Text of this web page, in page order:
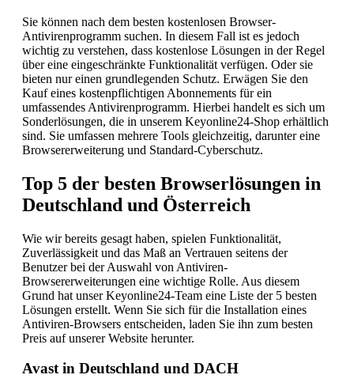
Sie können nach dem besten kostenlosen Browser-
Antivirenprogramm suchen. In diesem Fall ist es jedoch
wichtig zu verstehen, dass kostenlose Lösungen in der Regel
über eine eingeschränkte Funktionalität verfügen. Oder sie
bieten nur einen grundlegenden Schutz. Erwägen Sie den
Kauf eines kostenpflichtigen Abonnements für ein
umfassendes Antivirenprogramm. Hierbei handelt es sich um
Sonderlösungen, die in unserem Keyonline24-Shop erhältlich
sind. Sie umfassen mehrere Tools gleichzeitig, darunter eine
Browsererweiterung und Standard-Cyberschutz.
Top 5 der besten Browserlösungen in
Deutschland und Österreich
Wie wir bereits gesagt haben, spielen Funktionalität,
Zuverlässigkeit und das Maß an Vertrauen seitens der
Benutzer bei der Auswahl von Antiviren-
Browsererweiterungen eine wichtige Rolle. Aus diesem
Grund hat unser Keyonline24-Team eine Liste der 5 besten
Lösungen erstellt. Wenn Sie sich für die Installation eines
Antiviren-Browsers entscheiden, laden Sie ihn zum besten
Preis auf unserer Website herunter.
Avast in Deutschland und DACH